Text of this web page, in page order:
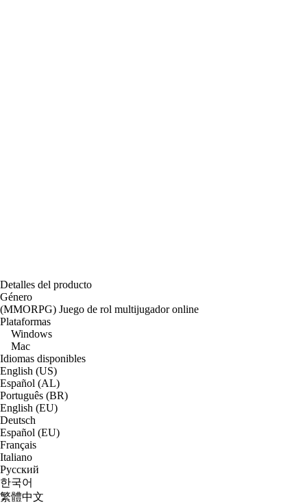
Detalles del producto
Género
(MMORPG) Juego de rol multijugador online
Plataformas
Windows
Mac
Idiomas disponibles
English (US)
Español (AL)
Português (BR)
English (EU)
Deutsch
Español (EU)
Français
Italiano
Русский
한국어
繁體中文